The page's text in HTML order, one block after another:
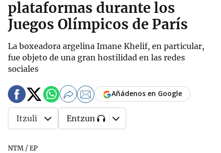
plataformas durante los
Juegos Olímpicos de París
La boxeadora argelina Imane Khelif, en particular,
fue objeto de una gran hostilidad en las redes
sociales
NTM / EP
Añádenos en Google
Itzuli Entzun